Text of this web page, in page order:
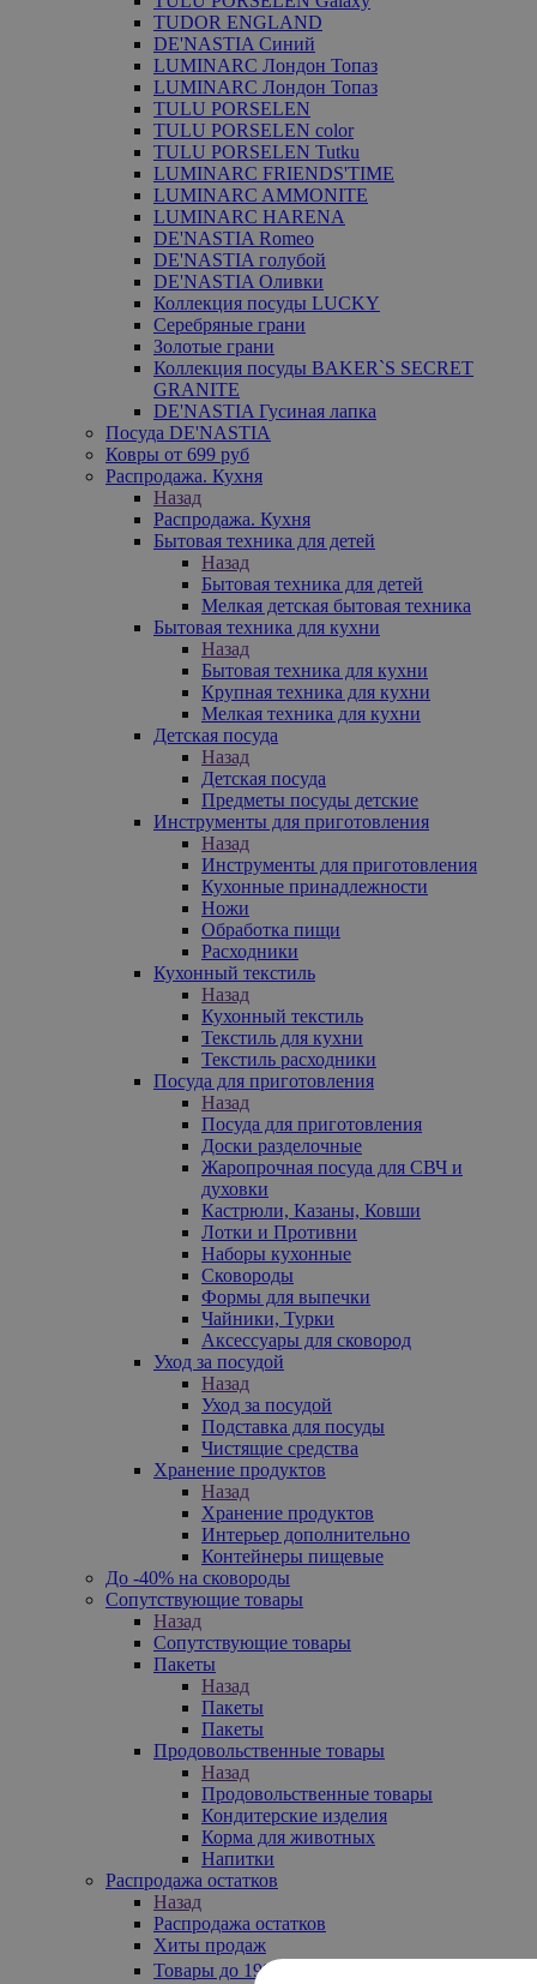
TUDOR ENGLAND
DE'NASTIA Синий
LUMINARC Лондон Топаз
LUMINARC Лондон Топаз
TULU PORSELEN
TULU PORSELEN color
TULU PORSELEN Tutku
LUMINARC FRIENDS'TIME
LUMINARC AMMONITE
LUMINARC HARENA
DE'NASTIA Romeo
DE'NASTIA голубой
DE'NASTIA Оливки
Коллекция посуды LUCKY
Серебряные грани
Золотые грани
Коллекция посуды BAKER`S SECRET
GRANITE
DE'NASTIA Гусиная лапка
Посуда DE'NASTIA
Ковры от 699 руб
Распродажа. Кухня
Назад
Распродажа. Кухня
Бытовая техника для детей
Назад
Бытовая техника для детей
Мелкая детская бытовая техника
Бытовая техника для кухни
Назад
Бытовая техника для кухни
Крупная техника для кухни
Мелкая техника для кухни
Детская посуда
Назад
Детская посуда
Предметы посуды детские
Инструменты для приготовления
Назад
Инструменты для приготовления
Кухонные принадлежности
Ножи
Обработка пищи
Расходники
Кухонный текстиль
Назад
Кухонный текстиль
Текстиль для кухни
Текстиль расходники
Посуда для приготовления
Назад
Посуда для приготовления
Доски разделочные
Жаропрочная посуда для СВЧ и
духовки
Кастрюли, Казаны, Ковши
Лотки и Противни
Наборы кухонные
Сковороды
Формы для выпечки
Чайники, Турки
Аксессуары для сковород
Уход за посудой
Назад
Уход за посудой
Подставка для посуды
Чистящие средства
Хранение продуктов
Назад
Хранение продуктов
Интерьер дополнительно
Контейнеры пищевые
До -40% на сковороды
Сопутствующие товары
Назад
Сопутствующие товары
Пакеты
Назад
Пакеты
Пакеты
Продовольственные товары
Назад
Продовольственные товары
Кондитерские изделия
Корма для животных
Напитки
Распродажа остатков
Назад
Распродажа остатков
Хиты продаж
Товары до 199₽